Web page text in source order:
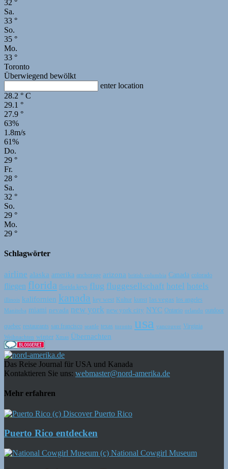
32 °
Sa.
33 °
So.
35 °
Mo.
33 °
Toronto
Überwiegend bewölkt
enter location
28.2 ° C
29.1 °
27.9 °
63%
1.8m/s
61%
Do.
29 °
Fr.
28 °
Sa.
32 °
So.
29 °
Mo.
29 °
Schlagwörter
airline alaska amerika anchorage arizona british columbia Canada colorado
fliegen florida florida keys flug fluggesellschaft hotel hotels
illinois kalifornien kanada key west Kultur kunst las vegas los angeles
Manitoba miami nevada new york new york city NYC Ontario orlando outdoor
quebec restaurants san francisco seattle texas toronto usa vancouver Virginia
Weihnachten winter Xmas Übernachten
Das Reise Journal für USA und Kanada
Kontaktieren Sie uns: webmaster@nord-amerika.de
Mehr erfahren
Puerto Rico entdecken